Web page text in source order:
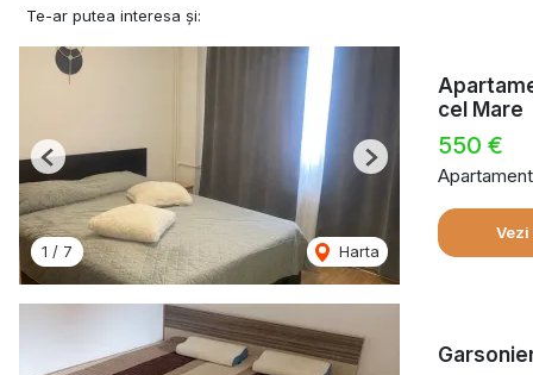
Te-ar putea interesa și:
1 / 7 Harta
Previous Next
cel Mare
550 €